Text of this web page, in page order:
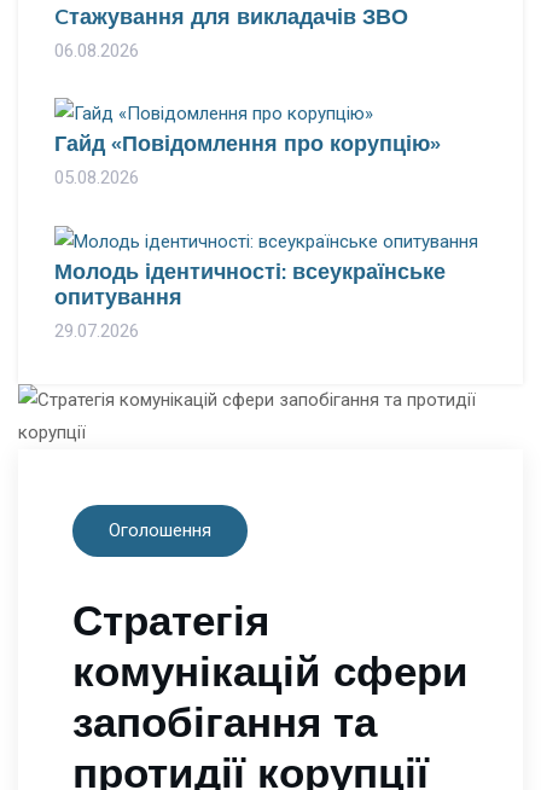
Cтажування для викладачів ЗВО
06.08.2026
Гайд «Повідомлення про корупцію»
05.08.2026
Молодь ідентичності: всеукраїнське
опитування
29.07.2026
Оголошення
Стратегія
комунікацій сфери
запобігання та
протидії корупції